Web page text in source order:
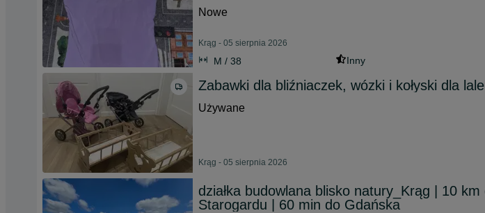
Nowe
Krąg - 05 sierpnia 2026
M / 38 Inny
Zabawki dla bliźniaczek, wózki i kołyski dla
Używane
Krąg - 05 sierpnia 2026
działka budowlana blisko natury_Krąg | 10 km
Starogardu | 60 min do Gdańska